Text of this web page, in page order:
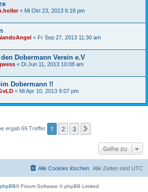
« Mi Okt 23, 2013 6:18 pm
« Fr Sep 27, 2013 11:30 am
Dobermann Verein e.V
« Di Jun 11, 2013 10:08 am
Dobermann !!
« Mi Apr 10, 2013 9:07 pm
ergab 69 Treffer 1 2 3
Gehe zu
Alle Zeiten sind UTC
Alle Cookies löschen
phpBB® Forum Software © phpBB Limited